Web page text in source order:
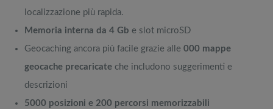
localizzazione più rapida.
Memoria interna da 4 Gb e slot microSD
Geocaching ancora più facile grazie alle 000 mappe
geocache precaricate che includono suggerimenti e
descrizioni
5000 posizioni e 200 percorsi memorizzabili